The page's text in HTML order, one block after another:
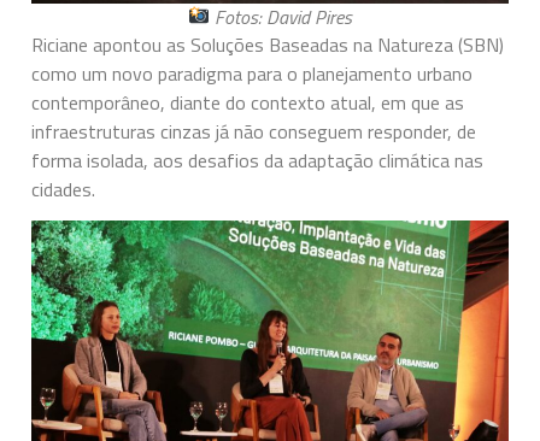
Fotos: David Pires
Riciane apontou as Soluções Baseadas na Natureza (SBN)
como um novo paradigma para o planejamento urbano
contemporâneo, diante do contexto atual, em que as
infraestruturas cinzas já não conseguem responder, de
forma isolada, aos desafios da adaptação climática nas
cidades.